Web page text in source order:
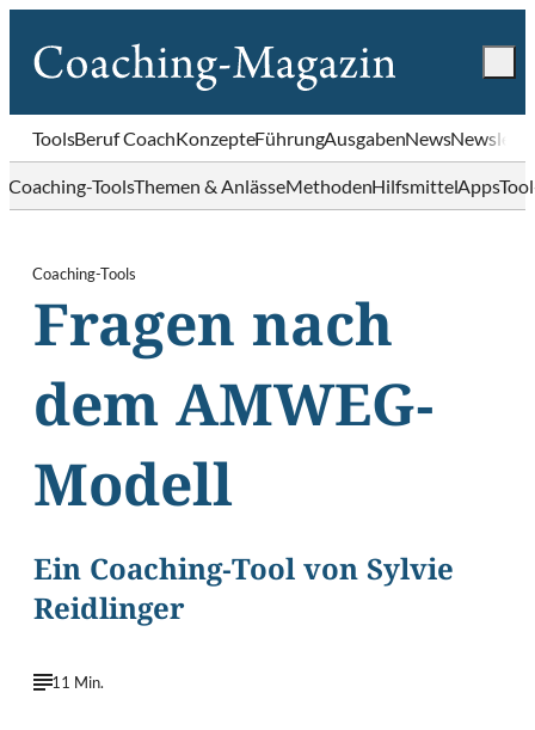
ToolsBeruf CoachKonzepteFührungAusgabenNews
Coaching-ToolsThemen & AnlässeMethodenHilfsmittelApps
Coaching-Tools
Fragen nach
dem AMWEG-
Modell
Ein Coaching-Tool von Sylvie
Reidlinger
11 Min.